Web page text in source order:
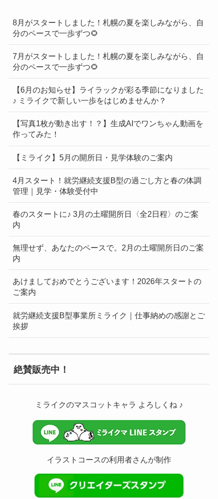
8月がスタートしました！札幌の夏を楽しみながら、自
分のペースで一歩ずつ🌻
7月がスタートしました！札幌の夏を楽しみながら、自
分のペースで一歩ずつ🌻
【6月のお知らせ】ライラックが彩る季節になりました
♪ ミライクで新しい一歩をはじめませんか？
【写真1枚が動き出す！？】生成AIでワンちゃん動画を
作ってみた！
【ミライク】5月の開所日・見学体験のご案内
4月スタート！就労継続支援B型の過ごし方と春の体調
管理｜見学・体験受付中
春のスタートに♪ 3月の土曜開所日〈全2日程〉のご案
内
無理せず、あなたのペースで。2月の土曜開所日のご案
内
あけましておめでとうございます！2026年スタートの
ご案内
就労継続支援B型事業所ミライク｜仕事納めの感謝とご
挨拶
絶賛販売中！
ミライクのマスコットキャラ よろしくね ♪
イラストコースの利用者さんが制作